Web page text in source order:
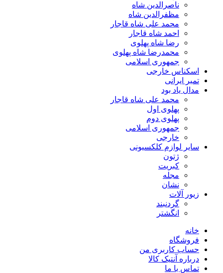
ناصرالدین شاه
مظفرالدین شاه
محمد علی شاه قاجار
احمد شاه قاجار
رضا شاه پهلوی
محمدرضا شاه پهلوی
جمهوری اسلامی
اسکناس خارجی
تمبر ایرانی
مدال یاد بود
محمد علی شاه قاجار
پهلوی اول
پهلوی دوم
جمهوری اسلامی
خارجی
سایر لوازم کلکسیونی
ژتون
کبریت
مجله
نشان
زیور آلات
گردنبند
انگشتر
خانه
فروشگاه
حساب کاربری من
درباره آنتیک کالا
تماس با ما